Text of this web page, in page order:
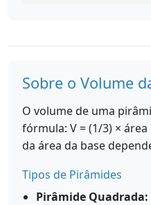
Sobre o Volume
O volume de uma
fórmula: V = (1/3) ×
da área da base
Tipos de Pirâmides
Pirâmide Quadrada: